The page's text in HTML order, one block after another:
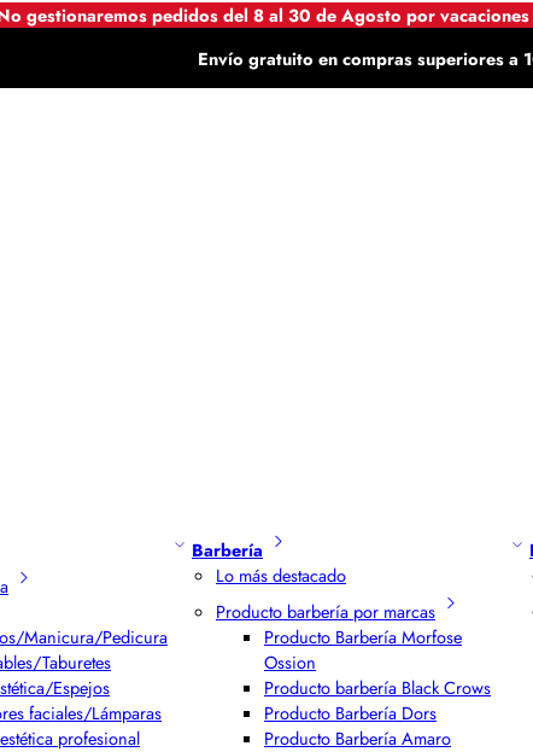
gestionaremos pedidos del 8 al 30 de Agosto por
Envío gratuito en compras superiores a
Manicura/Pedicura
Taburetes
Espejos
faciales/Lámparas
profesional
Barbería
Lo más destacado
Producto barbería por marcas
Producto Barbería Morfose
Ossion
Producto barbería Black Crows
Producto Barbería Dors
Producto Barbería Amaro